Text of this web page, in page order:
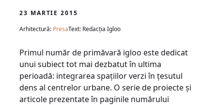
23 MARTIE 2015
Arhitectură: PresaText: Redacția Igloo
Primul număr de primăvară igloo este dedicat
unui subiect tot mai dezbatut în ultima
perioadă: integrarea spațiilor verzi în țesutul
dens al centrelor urbane. O serie de proiecte și
articole prezentate în paginile numărului